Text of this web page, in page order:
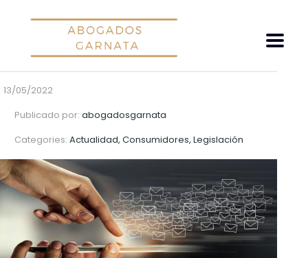
13/05/2022
Publicado por: abogadosgarnata
Categories: Actualidad, Consumidores, Legislación